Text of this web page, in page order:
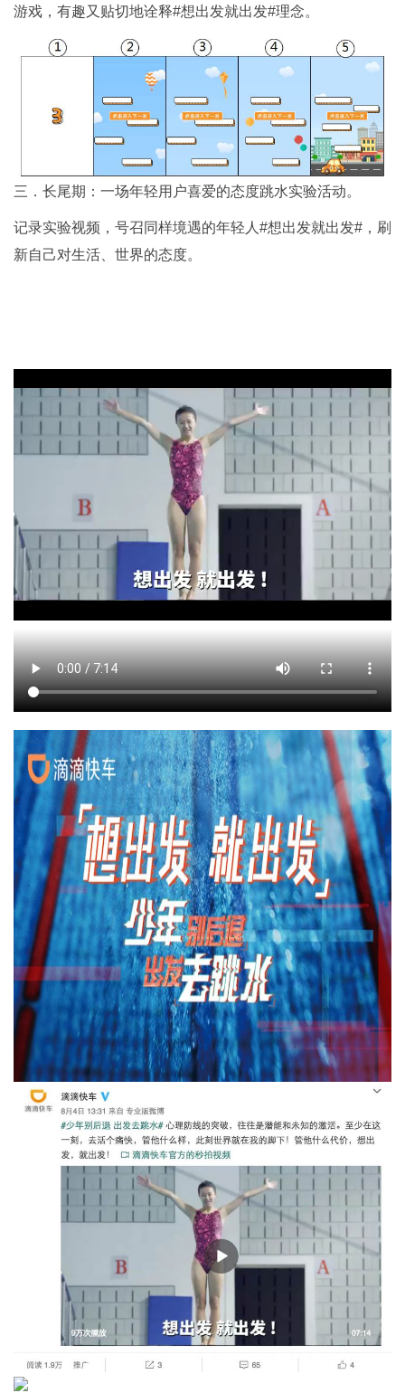
游戏，有趣又贴切地诠释#想出发就出发#理念。
三．长尾期：一场年轻用户喜爱的态度跳水实验活动。
记录实验视频，号召同样境遇的年轻人#想出发就出发#，刷
新自己对生活、世界的态度。